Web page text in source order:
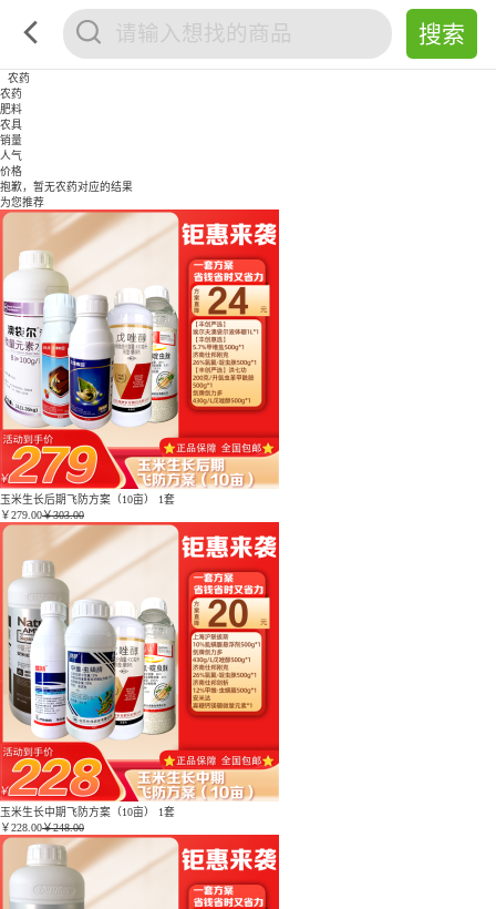
农药
农药
肥料
农具
销量
人气
价格
抱歉，暂无农药对应的结果
为您推荐
玉米生长后期飞防方案（10亩） 1套
￥279.00￥303.00
玉米生长中期飞防方案（10亩） 1套
￥228.00￥248.00